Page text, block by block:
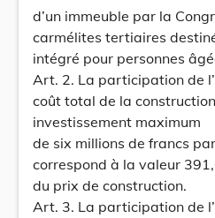
d’un immeuble par la
carmélites tertiaires
intégré pour personnes
Art. 2. La participation de
coût total de la
investissement maximum
de six millions de francs
correspond à la valeur
du prix de construction.
Art. 3. La participation de